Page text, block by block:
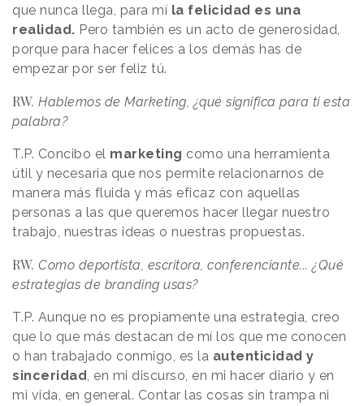
que nunca llega, para mí la felicidad es una
realidad. Pero también es un acto de generosidad,
porque para hacer felices a los demás has de
empezar por ser feliz tú.
RW. Hablemos de Marketing, ¿qué significa para ti esta
palabra?
T.P. Concibo el marketing como una herramienta
útil y necesaria que nos permite relacionarnos de
manera más fluida y más eficaz con aquellas
personas a las que queremos hacer llegar nuestro
trabajo, nuestras ideas o nuestras propuestas.
RW. Como deportista, escritora, conferenciante... ¿Qué
estrategias de branding usas?
T.P. Aunque no es propiamente una estrategia, creo
que lo que más destacan de mí los que me conocen
o han trabajado conmigo, es la autenticidad y
sinceridad, en mi discurso, en mi hacer diario y en
mi vida, en general. Contar las cosas sin trampa ni